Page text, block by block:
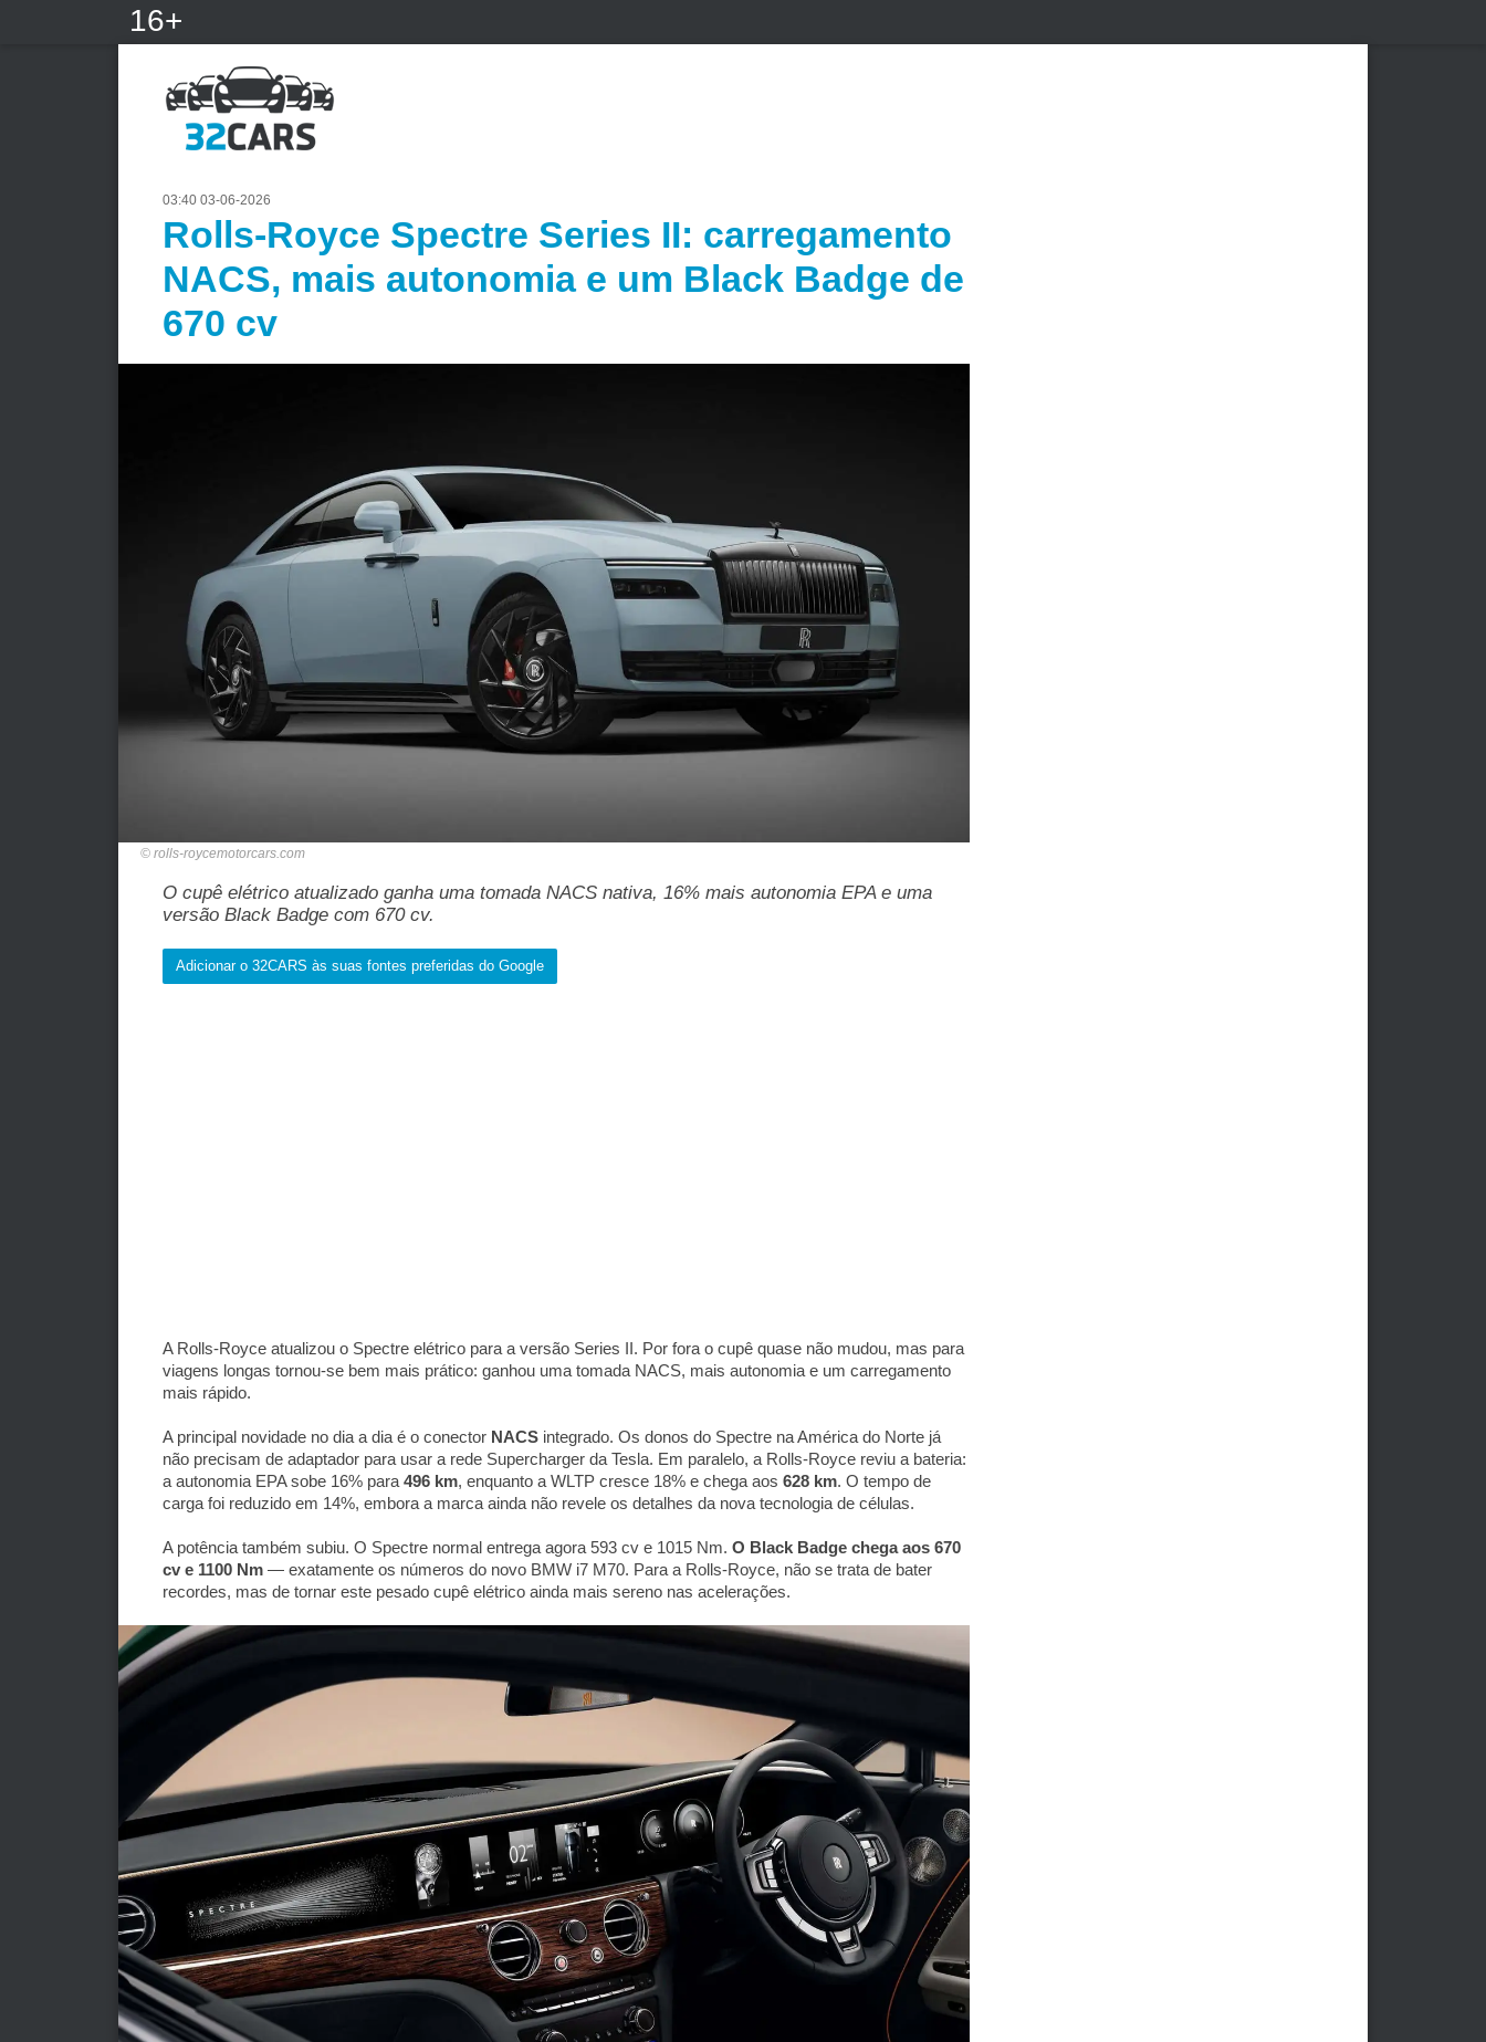
16+
03:40 03-06-2026
Rolls-Royce Spectre Series II: carregamento
NACS, mais autonomia e um Black Badge de
670 cv
rolls-roycemotorcars.com
O cupê elétrico atualizado ganha uma tomada NACS nativa, 16% mais autonomia EPA e uma
versão Black Badge com 670 cv.
Adicionar o 32CARS às suas fontes preferidas do Google
A Rolls-Royce atualizou o Spectre elétrico para a versão Series II. Por fora o cupê quase não mudou, mas para
viagens longas tornou-se bem mais prático: ganhou uma tomada NACS, mais autonomia e um carregamento
mais rápido.
A principal novidade no dia a dia é o conector NACS integrado. Os donos do Spectre na América do Norte já
não precisam de adaptador para usar a rede Supercharger da Tesla. Em paralelo, a Rolls-Royce reviu a bateria:
a autonomia EPA sobe 16% para 496 km, enquanto a WLTP cresce 18% e chega aos 628 km. O tempo de
carga foi reduzido em 14%, embora a marca ainda não revele os detalhes da nova tecnologia de células.
A potência também subiu. O Spectre normal entrega agora 593 cv e 1015 Nm. O Black Badge chega aos 670
cv e 1100 Nm — exatamente os números do novo BMW i7 M70. Para a Rolls-Royce, não se trata de bater
recordes, mas de tornar este pesado cupê elétrico ainda mais sereno nas acelerações.